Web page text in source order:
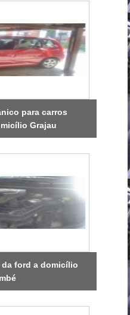
para carros
Grajau
ford a domicílio